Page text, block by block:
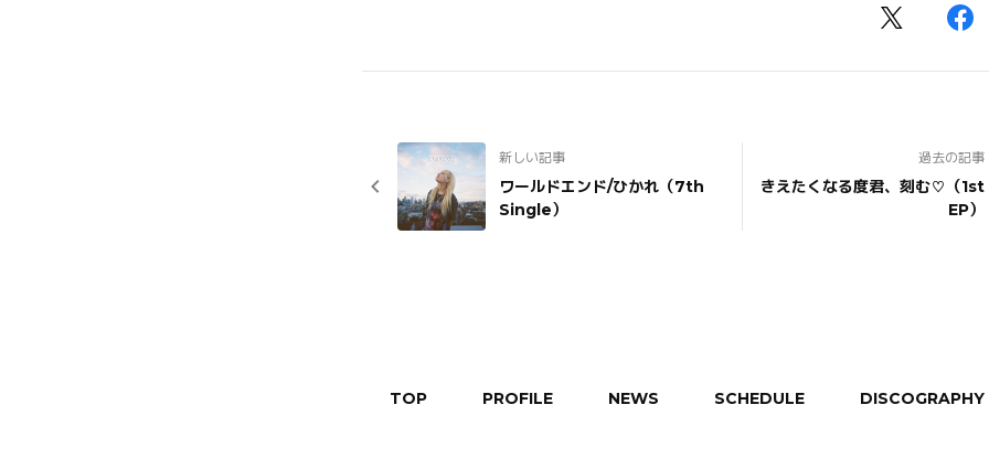
新しい記事
ワールドエンド/ひかれ（7th
Single）
過去の記事
きえたくなる度君、刻む♡（1st
EP）
TOP PROFILE NEWS SCHEDULE DISCOGRAPHY